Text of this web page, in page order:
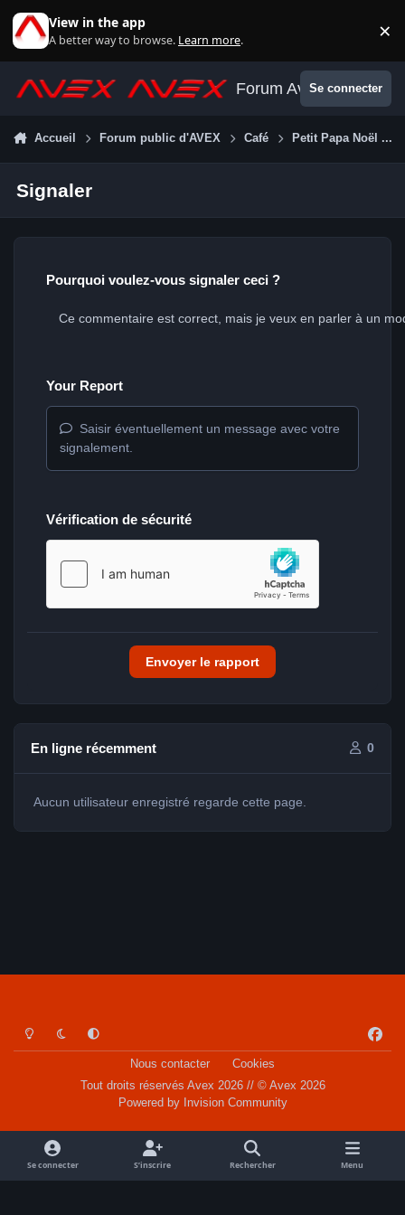
View in the app
A better way to browse. Learn more. ×
Forum AvexSe connecter
Accueil Forum public d'AVEX Café Petit Papa Noël ...
Signaler
Pourquoi voulez-vous signaler ceci ?
Your Report
Saisir éventuellement un message avec votre
signalement.
Vérification de sécurité
Envoyer le rapport
En ligne récemment 0
Aucun utilisateur enregistré regarde cette page.
Light ModeDark ModeSystem Preference
a
o
k
Nous contacter
Cookies
Tout droits réservés Avex 2026 // © Avex 2026
Powered by Invision Community
Se connecter S’inscrire Rechercher Menu